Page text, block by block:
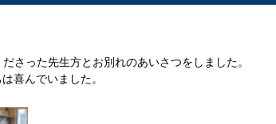
さった先生方とお別れのあいさつをしました。
喜んでいました。